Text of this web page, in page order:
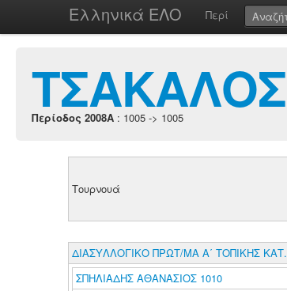
Ελληνικά ΕΛΟ Περί
ΤΣΑΚΑΛΟΣ
Περίοδος 2008A : 1005 -> 1005
Τουρνουά
ΔΙΑΣΥΛΛΟΓΙΚΟ ΠΡΩΤ/ΜΑ Α΄ ΤΟΠΙΚΗΣ
ΣΠΗΛΙΑΔΗΣ ΑΘΑΝΑΣΙΟΣ 1010